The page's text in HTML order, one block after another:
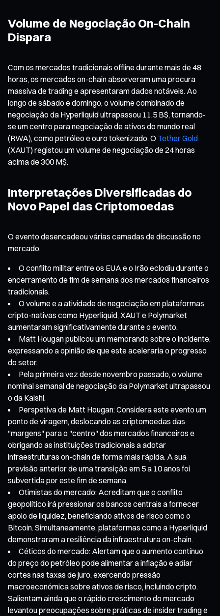
Volume de Negociação On-Chain
Dispara
Com os mercados tradicionais offline durante mais de 48
horas, os mercados on-chain absorveram uma procura
massiva de trading e apresentaram dados notáveis. Ao
longo de sábado e domingo, o volume combinado de
negociação da Hyperliquid ultrapassou 11,5 B$, tornando-
se um centro para negociação de ativos do mundo real
(RWA), como petróleo e ouro tokenizado. O Tether Gold
(XAUT) registou um volume de negociação de 24 horas
acima de 300 M$.
Interpretações Diversificadas do
Novo Papel das Criptomoedas
O evento desencadeou várias camadas de discussão no
mercado.
O conflito militar entre os EUA e o Irão eclodiu durante o
encerramento de fim de semana dos mercados financeiros
tradicionais.
O volume e a atividade de negociação em plataformas
cripto-nativas como Hyperliquid, XAUT e Polymarket
aumentaram significativamente durante o evento.
Matt Hougan publicou um memorando sobre o incidente,
expressando a opinião de que este aceleraria o progresso
do setor.
Pela primeira vez desde novembro passado, o volume
nominal semanal de negociação da Polymarket ultrapassou
o da Kalshi.
Perspetiva de Matt Hougan: Considera este evento um
ponto de viragem, deslocando as criptomoedas das
"margens" para o "centro" dos mercados financeiros e
obrigando as instituições tradicionais a adotar
infraestruturas on-chain de forma mais rápida. A sua
previsão anterior de uma transição em 5 a 10 anos foi
subvertida por este fim de semana.
Otimistas do mercado: Acreditam que o conflito
geopolítico irá pressionar os bancos centrais a fornecer
apoio de liquidez, beneficiando ativos de risco como o
Bitcoin. Simultaneamente, plataformas como a Hyperliquid
demonstraram a resiliência da infraestrutura on-chain.
Céticos do mercado: Alertam que o aumento contínuo
do preço do petróleo pode alimentar a inflação e adiar
cortes nas taxas de juro, exercendo pressão
macroeconómica sobre ativos de risco, incluindo cripto.
Salientam ainda que o rápido crescimento do mercado
levantou preocupações sobre práticas de insider trading e